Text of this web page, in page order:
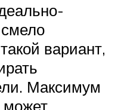
вариант,
Максимум
может